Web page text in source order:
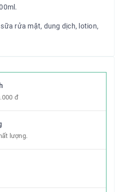
rửa mặt, dung dịch, lotion,
đ
lượng.